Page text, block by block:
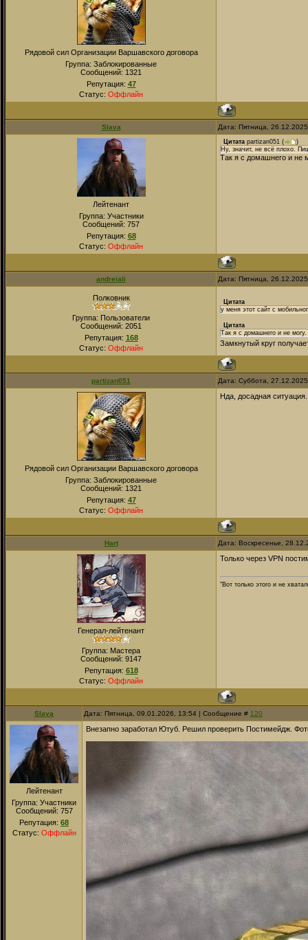
Рядовой сил Организации Варшавского договора
Группа: Заблокированные
Сообщений: 1321
Репутация: 47
Статус: Оффлайн
Slava Дата: Пятница,
Лейтенант
Группа: Участники
Сообщений: 757
Репутация: 68
Статус: Оффлайн
Цитата partizan051 (
)
Ну, значит, не всё плохо.
Так я с домашнего и не
andreiali Дата: Пятница,
Полковник
Группа: Пользователи
Сообщений: 2051
Репутация: 168
Статус: Оффлайн
Цитата
у меня этот сайт с
Цитата
Так я с домашнего и не
Замкнутый круг
partizan051 Дата: Суббота,
Рядовой сил Организации Варшавского договора
Группа: Заблокированные
Сообщений: 1321
Репутация: 47
Статус: Оффлайн
Нда, досадная ситуация.
Hart Дата: Воскресенье,
Генерал-лейтенант
Группа: Мастера
Сообщений: 9147
Репутация: 618
Статус: Оффлайн
Только через VPN
"Вот только этого и не
Slava Дата: Пятница, 09.01.2026, 13:54 | Сообщение # 120
Лейтенант
Группа: Участники
Сообщений: 757
Репутация: 68
Статус: Оффлайн
Внезапно заработал Ютуб. Решил проверить Постимейдж.